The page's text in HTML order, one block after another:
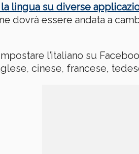
lingua su diverse
dovrà essere andata a
l’italiano su
cinese, francese,